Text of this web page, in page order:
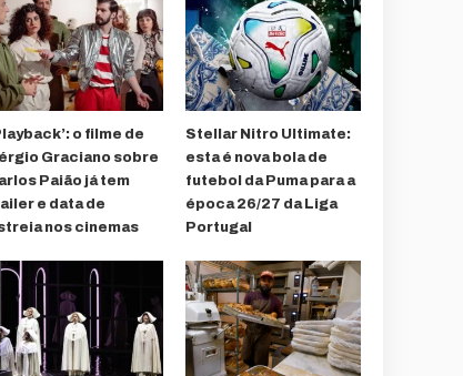
o filme de
Graciano sobre
Paião já tem
e data de
nos cinemas
Stellar Nitro Ultimate:
esta é nova bola de
futebol da Puma para a
época 26/27 da Liga
Portugal